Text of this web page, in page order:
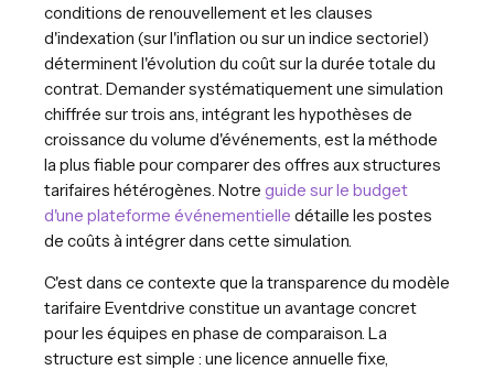
conditions de renouvellement et les clauses
d'indexation (sur l'inflation ou sur un indice sectoriel)
déterminent l'évolution du coût sur la durée totale du
contrat. Demander systématiquement une simulation
chiffrée sur trois ans, intégrant les hypothèses de
croissance du volume d'événements, est la méthode
la plus fiable pour comparer des offres aux structures
tarifaires hétérogènes. Notre guide sur le budget
d'une plateforme événementielle détaille les postes
de coûts à intégrer dans cette simulation.
C'est dans ce contexte que la transparence du modèle
tarifaire Eventdrive constitue un avantage concret
pour les équipes en phase de comparaison. La
structure est simple : une licence annuelle fixe,